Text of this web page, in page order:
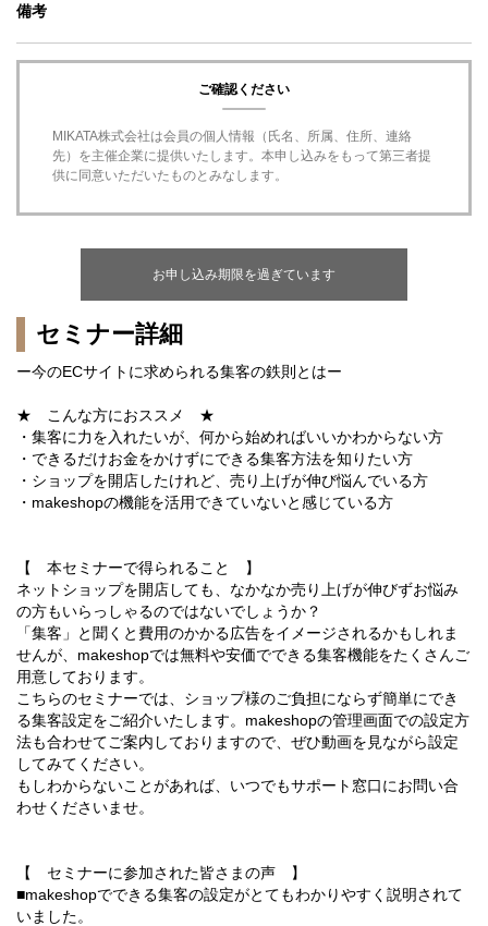
備考
ご確認ください
MIKATA株式会社は会員の個人情報（氏名、所属、住所、連絡
先）を主催企業に提供いたします。本申し込みをもって第三者提
供に同意いただいたものとみなします。
お申し込み期限を過ぎています
セミナー詳細
ー今のECサイトに求められる集客の鉄則とはー
★ こんな方におススメ ★
・集客に力を入れたいが、何から始めればいいかわからない方
・できるだけお金をかけずにできる集客方法を知りたい方
・ショップを開店したけれど、売り上げが伸び悩んでいる方
・makeshopの機能を活用できていないと感じている方
【 本セミナーで得られること 】
ネットショップを開店しても、なかなか売り上げが伸びずお悩み
の方もいらっしゃるのではないでしょうか？
「集客」と聞くと費用のかかる広告をイメージされるかもしれま
せんが、makeshopでは無料や安価でできる集客機能をたくさんご
用意しております。
こちらのセミナーでは、ショップ様のご負担にならず簡単にでき
る集客設定をご紹介いたします。makeshopの管理画面での設定方
法も合わせてご案内しておりますので、ぜひ動画を見ながら設定
してみてください。
もしわからないことがあれば、いつでもサポート窓口にお問い合
わせくださいませ。
【 セミナーに参加された皆さまの声 】
■makeshopでできる集客の設定がとてもわかりやすく説明されて
いました。